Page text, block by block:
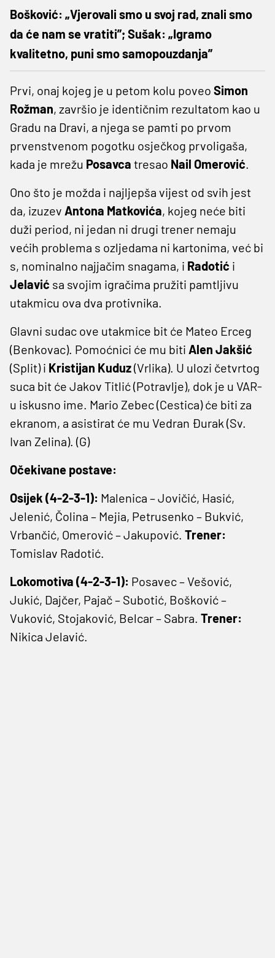
Bošković: „Vjerovali smo u svoj rad, znali smo
da će nam se vratiti”; Sušak: „Igramo
kvalitetno, puni smo samopouzdanja”
Prvi, onaj kojeg je u petom kolu poveo Simon
Rožman, završio je identičnim rezultatom kao u
Gradu na Dravi, a njega se pamti po prvom
prvenstvenom pogotku osječkog prvoligaša,
kada je mrežu Posavca tresao Nail Omerović.
Ono što je možda i najljepša vijest od svih jest
da, izuzev Antona Matkovića, kojeg neće biti
duži period, ni jedan ni drugi trener nemaju
većih problema s ozljedama ni kartonima, već bi
s, nominalno najjačim snagama, i Radotić i
Jelavić sa svojim igračima pružiti pamtljivu
utakmicu ova dva protivnika.
Glavni sudac ove utakmice bit će Mateo Erceg
(Benkovac). Pomoćnici će mu biti Alen Jakšić
(Split) i Kristijan Kuduz(Vrlika). U ulozi četvrtog
suca bit će Jakov Titlić (Potravlje), dok je u VAR-
u iskusno ime. Mario Zebec (Cestica) će biti za
ekranom, a asistirat će mu Vedran Đurak (Sv.
Ivan Zelina). (G)
Očekivane postave:
Osijek (4-2-3-1): Malenica – Jovičić, Hasić,
Jelenić, Čolina – Mejia, Petrusenko – Bukvić,
Vrbančić, Omerović – Jakupović. Trener:
Tomislav Radotić.
Lokomotiva (4-2-3-1): Posavec – Vešović,
Jukić, Dajčer, Pajač – Subotić, Bošković –
Vuković, Stojaković, Belcar – Sabra. Trener:
Nikica Jelavić.